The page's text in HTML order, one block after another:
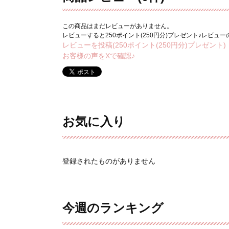
この商品はまだレビューがありません。
レビューすると250ポイント(250円分)プレゼント♪レビュー
レビューを投稿(250ポイント(250円分)プレゼント)
お客様の声をXで確認♪
お気に入り
登録されたものがありません
今週のランキング